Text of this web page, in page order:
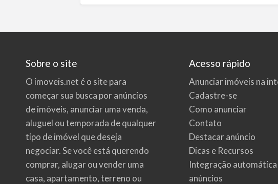
Sobre o site
O imoveis.net é o site para
começar sua busca poranúncios
de imóveis, anunciar uma venda,
aluguel ou temporada de qualquer
tipo de imóvel que deseja
negociar. Se você está querendo
comprar, alugar ou vender uma
casa, apartamento, terreno ou
Acesso rápido
Anunciar imóveis na
Cadastre-se
Como anunciar
Contato
Destacar anúncio
Dicas e Recursos
Integração
anúncios